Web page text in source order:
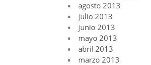
agosto 2013
julio 2013
junio 2013
mayo 2013
abril 2013
marzo 2013